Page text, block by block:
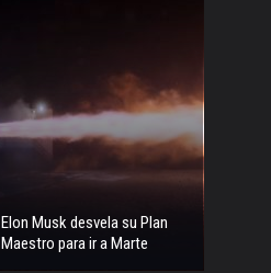
Elon Musk desvela su Plan
Maestro para ir a Marte